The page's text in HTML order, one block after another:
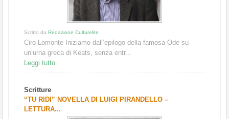
Scritto da Redazione Culturelite
Ciro Lomonte Iniziamo dall’epilogo della famosa Ode su
un’urna greca di Keats, senza entr...
Leggi tutto
Scritture
“TU RIDI” NOVELLA DI LUIGI PIRANDELLO –
LETTURA...